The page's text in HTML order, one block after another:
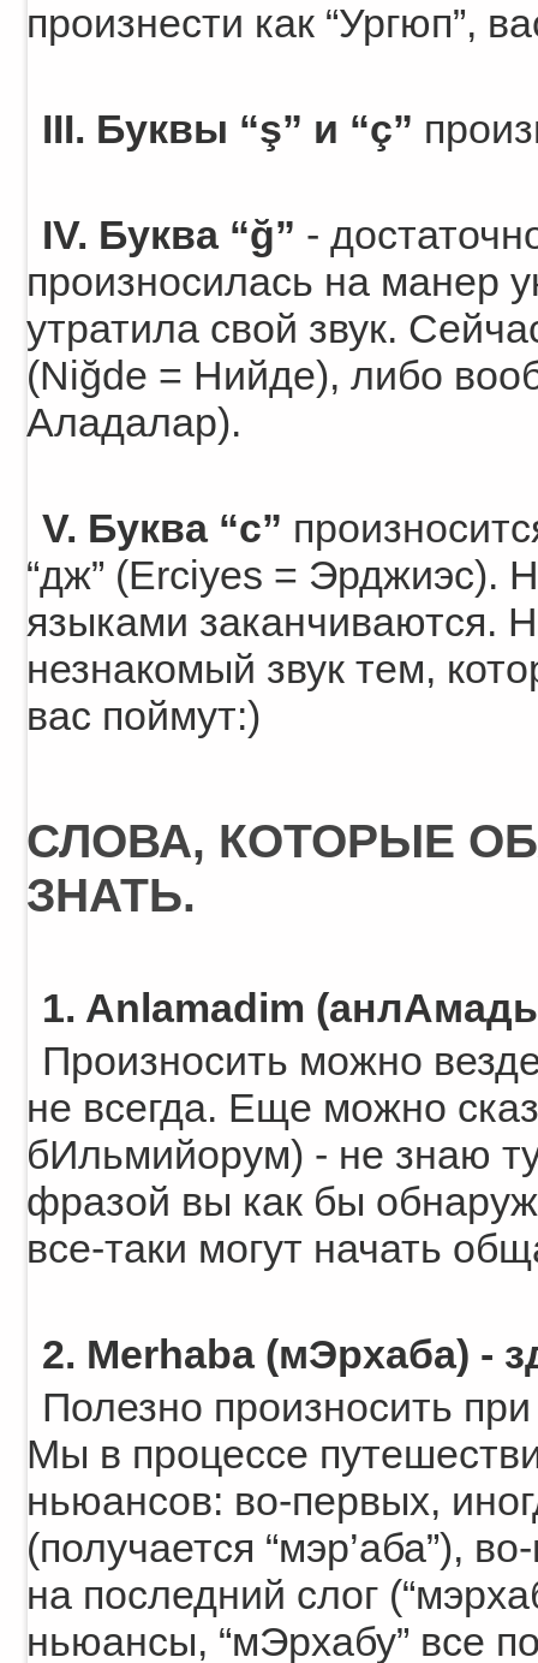
произнести как “Ургюп”,
III. Буквы “ş” и “ç”
IV. Буква “ğ” -
произносилась на манер
утратила свой звук.
(Niğde = Нийде), либо
Аладалар).
V. Буква “с”
“дж” (Erciyes = Эрджиэс).
языками заканчиваются.
незнакомый звук тем,
вас поймут:)
СЛОВА, КОТОРЫЕ
ЗНАТЬ.
1. Anlamadim
Произносить можно
не всегда. Еще можно
бИльмийорум) - не знаю
фразой вы как бы
все-таки могут начать
2. Merhaba (мЭрхаба) -
Полезно произносить
Мы в процессе
ньюансов: во-первых,
(получается “мэр’аба”),
на последний слог
ньюансы, “мЭрхабу” все